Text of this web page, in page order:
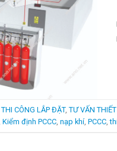
THI CÔNG LẮP ĐẶT, TƯ VẤN
Kiểm định PCCC nạp khí, PCCC ,